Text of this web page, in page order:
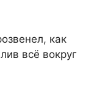
как
всё вокруг